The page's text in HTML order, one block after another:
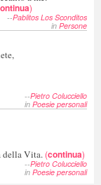
)
--Pablitos Los Sconditos
in Persone
--Pietro Colucciello
in Poesie personali
della Vita. (continua)
--Pietro Colucciello
in Poesie personali